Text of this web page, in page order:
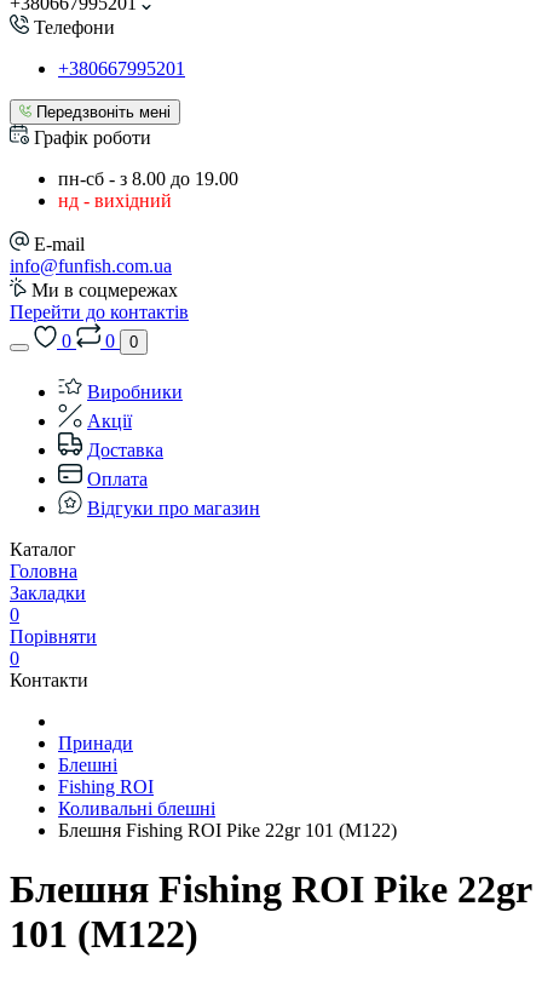
Телефони
+380667995201
Передзвоніть мені
Графік роботи
пн-сб - з 8.00 до 19.00
нд - вихідний
E-mail
info@funfish.com.ua
Ми в соцмережах
Перейти до контактів
0
0 0
Виробники
Акції
Доставка
Оплата
Відгуки про магазин
Каталог
Головна
Закладки
0
Порівняти
0
Контакти
Принади
Блешні
Fishing ROI
Коливальні блешні
Блешня Fishing ROI Pike 22gr 101 (M122)
Блешня Fishing ROI Pike 22gr
101 (M122)